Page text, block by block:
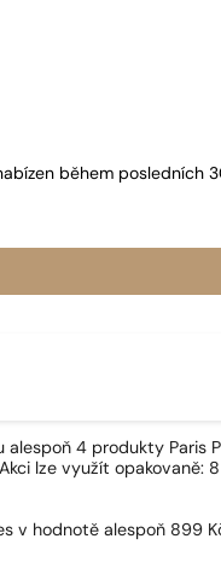
během posledních
alespoň 4 produkty
lze využít opakovaně:
v hodnotě alespoň